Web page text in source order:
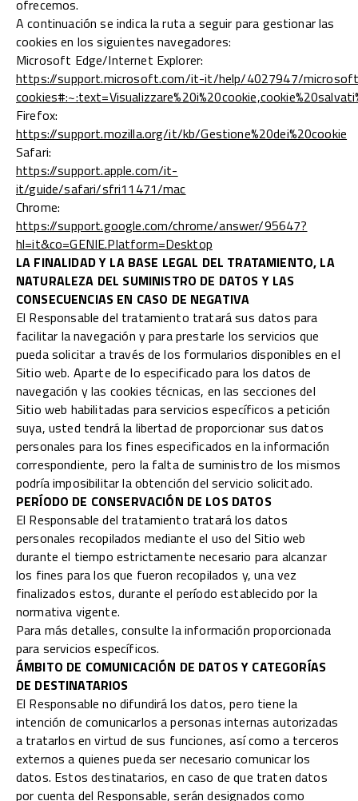
ofrecemos.
A continuación se indica la ruta a seguir para gestionar las
cookies en los siguientes navegadores:
Microsoft Edge/Internet Explorer:
https://support.microsoft.com/it-it/help/4027947/
Firefox:
https://support.mozilla.org/it/kb/Gestione%20dei%20cookie
Safari:
https://support.apple.com/it-
it/guide/safari/sfri11471/mac
Chrome:
https://support.google.com/chrome/answer/95647?
hl=it&co=GENIE.Platform=Desktop
LA FINALIDAD Y LA BASE LEGAL DEL TRATAMIENTO, LA
NATURALEZA DEL SUMINISTRO DE DATOS Y LAS
CONSECUENCIAS EN CASO DE NEGATIVA
El Responsable del tratamiento tratará sus datos para
facilitar la navegación y para prestarle los servicios que
pueda solicitar a través de los formularios disponibles en el
Sitio web. Aparte de lo especificado para los datos de
navegación y las cookies técnicas, en las secciones del
Sitio web habilitadas para servicios específicos a petición
suya, usted tendrá la libertad de proporcionar sus datos
personales para los fines especificados en la información
correspondiente, pero la falta de suministro de los mismos
podría imposibilitar la obtención del servicio solicitado.
PERÍODO DE CONSERVACIÓN DE LOS DATOS
El Responsable del tratamiento tratará los datos
personales recopilados mediante el uso del Sitio web
durante el tiempo estrictamente necesario para alcanzar
los fines para los que fueron recopilados y, una vez
finalizados estos, durante el período establecido por la
normativa vigente.
Para más detalles, consulte la información proporcionada
para servicios específicos.
ÁMBITO DE COMUNICACIÓN DE DATOS Y CATEGORÍAS
DE DESTINATARIOS
El Responsable no difundirá los datos, pero tiene la
intención de comunicarlos a personas internas autorizadas
a tratarlos en virtud de sus funciones, así como a terceros
externos a quienes pueda ser necesario comunicar los
datos. Estos destinatarios, en caso de que traten datos
por cuenta del Responsable, serán designados como